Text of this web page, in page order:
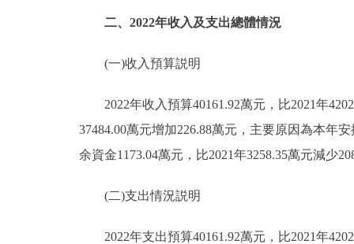
二、2022年收入及支出總體情況
(一)收入預算説明
2022年收入預算40161.92萬元，比2021年
37484.00萬元增加226.88萬元，主要原因為本年
余資金1173.04萬元，比2021年3258.35萬元減少
(二)支出情況説明
2022年支出預算40161.92萬元，比2021年